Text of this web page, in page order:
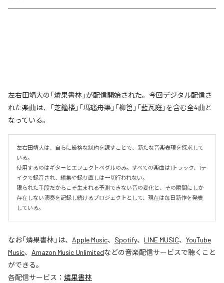
左右田靖大の「燐果書林」が配信開始された。今回デジタル配信さ
れた楽曲は、「芝鐘楼」「瑪瑙舟渠」「柳筥」「藍瓦庭」を含む全4曲と
なっている。
左右田靖大は、自らに厳格な制約を課すことで、新たな音楽表現を探求して
いる。
使用するのはギターとエフェクトペダルのみ。すべての楽曲は1トラック、1テ
イクで録音され、編集や録り直しは一切行われない。
限られた手段だからこそ生まれる予測できない音の変化と、その瞬間にしか
存在しない演奏を記録し続けるプロジェクトとして、現在は毎日新作を発表
している。
なお「燐果書林 」は、 Apple Music、 Spotify、 LINE MUSIC、 YouTube
Music、 Amazon Music Unlimitedなどの音楽配信サービスで聴くこと
ができる。
各配信サービス： 燐果書林